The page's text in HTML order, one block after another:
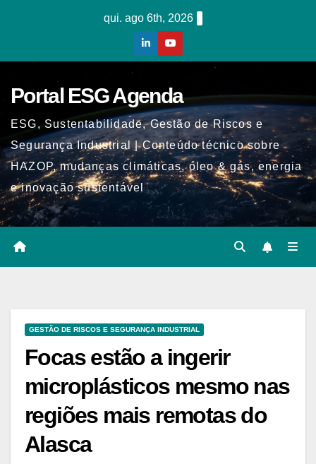
qui. ago 6th, 2026
Portal ESG Agenda
ESG, Sustentabilidade, Gestão de Riscos e
Segurança Industrial | Conteúdo técnico sobre
HAZOP, mudanças climáticas, óleo & gás, energia
e inovação sustentável
GESTÃO DE RISCOS E SEGURANÇA INDUSTRIAL
Focas estão a ingerir
microplásticos mesmo nas
regiões mais remotas do
Alasca